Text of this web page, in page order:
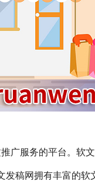
广服务的平台。软
稿网拥有丰富的软